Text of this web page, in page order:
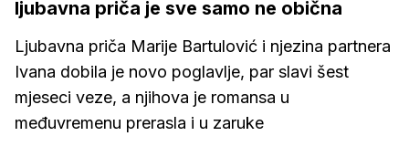
ljubavna priča je sve samo ne obična
Ljubavna priča Marije Bartulović i njezina partnera
Ivana dobila je novo poglavlje, par slavi šest
mjeseci veze, a njihova je romansa u
međuvremenu prerasla i u zaruke